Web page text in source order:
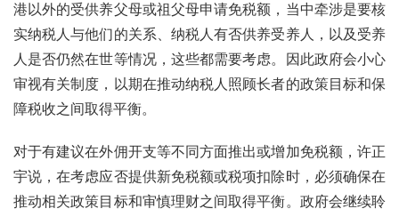
港以外的受供养父母或祖父母申请免税额，当中牵涉是要核
实纳税人与他们的关系、纳税人有否供养受养人，以及受养
人是否仍然在世等情况，这些都需要考虑。因此政府会小心
审视有关制度，以期在推动纳税人照顾长者的政策目标和保
障税收之间取得平衡。
对于有建议在外佣开支等不同方面推出或增加免税额，许正
宇说，在考虑应否提供新免税额或税项扣除时，必须确保在
推动相关政策目标和审慎理财之间取得平衡。政府会继续聆